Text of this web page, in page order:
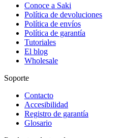
Conoce a Saki
Política de devoluciones
Política de envíos
Política de garantía
Tutoriales
El blog
Wholesale
Soporte
Contacto
Accesibilidad
Registro de garantía
Glosario